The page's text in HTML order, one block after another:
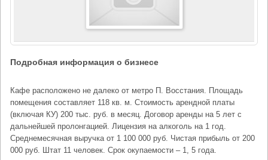
Подробная информация о бизнесе
Кафе расположено не далеко от метро П. Восстания. Площадь
помещения составляет 118 кв. м. Стоимость арендной платы
(включая КУ) 200 тыс. руб. в месяц. Договор аренды на 5 лет с
дальнейшей пролонгацией. Лицензия на алкоголь на 1 год.
Среднемесячная выручка от 1 100 000 руб. Чистая прибыль от 200
000 руб. Штат 11 человек. Срок окупаемости – 1, 5 года.